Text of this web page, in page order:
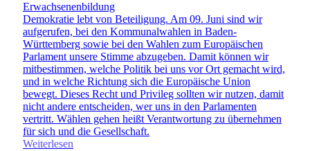
Erwachsenenbildung
Demokratie lebt von Beteiligung. Am 09. Juni sind wir
aufgerufen, bei den Kommunalwahlen in Baden-
Württemberg sowie bei den Wahlen zum Europäischen
Parlament unsere Stimme abzugeben. Damit können wir
mitbestimmen, welche Politik bei uns vor Ort gemacht wird,
und in welche Richtung sich die Europäische Union
bewegt. Dieses Recht und Privileg sollten wir nutzen, damit
nicht andere entscheiden, wer uns in den Parlamenten
vertritt. Wählen gehen heißt Verantwortung zu übernehmen
für sich und die Gesellschaft.
Weiterlesen